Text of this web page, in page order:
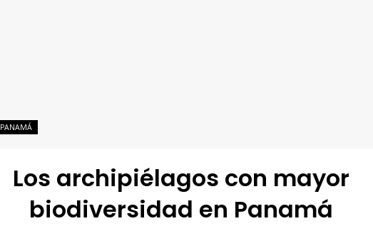
PANAMÁ
Los archipiélagos con mayor
biodiversidad en Panamá